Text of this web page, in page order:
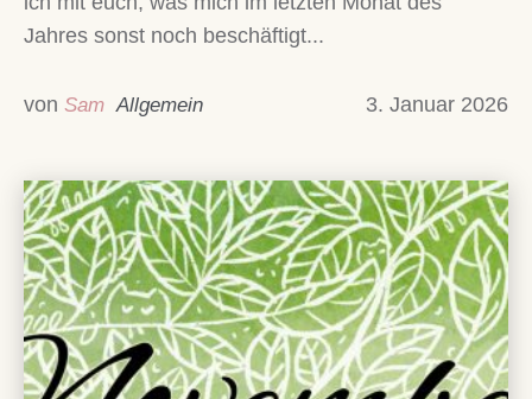
Jahres sonst noch beschäftigt...
3. Januar 2026
von Sam Allgemein